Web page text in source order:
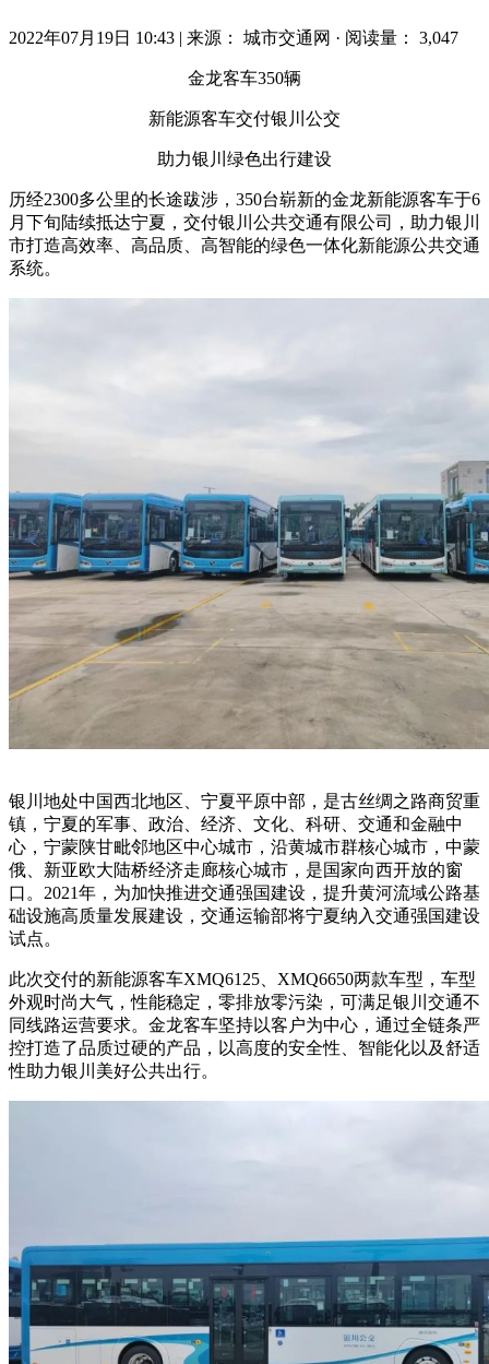
2022年07月19日 10:43 | 来源： 城市交通网 · 阅读量： 3,047
金龙客车350辆
新能源客车交付银川公交
助力银川绿色出行建设
历经2300多公里的长途跋涉，350台崭新的金龙新能源客车于6
月下旬陆续抵达宁夏，交付银川公共交通有限公司，助力银川
市打造高效率、高品质、高智能的绿色一体化新能源公共交通
系统。
银川地处中国西北地区、宁夏平原中部，是古丝绸之路商贸重
镇，宁夏的军事、政治、经济、文化、科研、交通和金融中
心，宁蒙陕甘毗邻地区中心城市，沿黄城市群核心城市，中蒙
俄、新亚欧大陆桥经济走廊核心城市，是国家向西开放的窗
口。2021年，为加快推进交通强国建设，提升黄河流域公路基
础设施高质量发展建设，交通运输部将宁夏纳入交通强国建设
试点。
此次交付的新能源客车XMQ6125、XMQ6650两款车型，车型
外观时尚大气，性能稳定，零排放零污染，可满足银川交通不
同线路运营要求。金龙客车坚持以客户为中心，通过全链条严
控打造了品质过硬的产品，以高度的安全性、智能化以及舒适
性助力银川美好公共出行。